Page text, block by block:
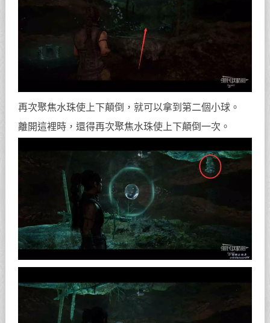
再次聚焦水珠使上下顛倒，就可以拿到第二個小球。
離開這裡時，還得再次聚焦水珠使上下顛倒一次。